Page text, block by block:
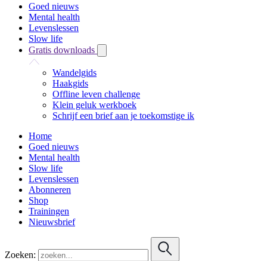
Goed nieuws
Mental health
Levenslessen
Slow life
Gratis downloads
Wandelgids
Haakgids
Offline leven challenge
Klein geluk werkboek
Schrijf een brief aan je toekomstige ik
Home
Goed nieuws
Mental health
Slow life
Levenslessen
Abonneren
Shop
Trainingen
Nieuwsbrief
Zoeken: